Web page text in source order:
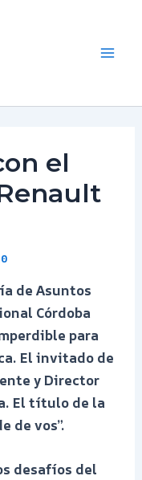
el
de Asuntos
Córdoba
para
El invitado de
y Director
El título de la
de vos”.
desafíos del